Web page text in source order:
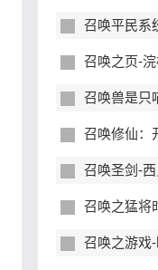
召唤平民系
召唤之页-
召唤兽是只
召唤修仙：开局召
召唤圣剑-
召唤之猛将
召唤之游戏